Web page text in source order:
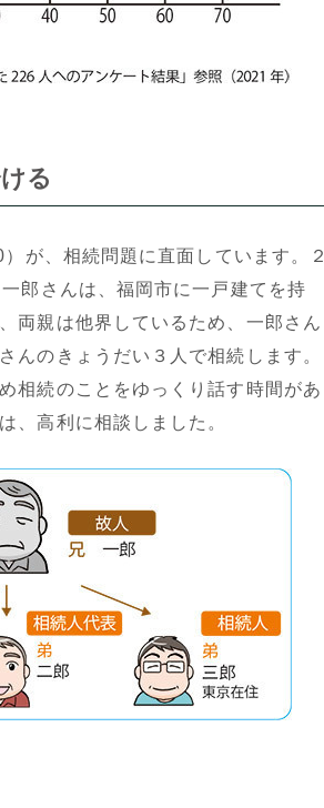
る
が、相続問題に直面しています。２
郎さんは、福岡市に一戸建てを持
両親は他界しているため、一郎さん
んのきょうだい３人で相続します。
相続のことをゆっくり話す時間があ
、高利に相談しました。